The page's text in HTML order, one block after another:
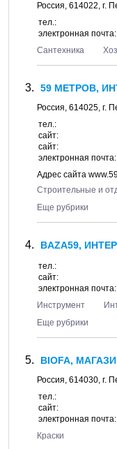
Россия, 614022, г.
тел.:
электронная почта:
Сантехника
59 МЕТРОВ,
Россия, 614025, г.
тел.:
сайт:
сайт:
электронная почта:
Адрес сайта
Строительные и
Еще рубрики
BAZA59,
тел.:
сайт:
электронная почта:
Инструмент
Еще рубрики
BIOFA,
Россия, 614030, г.
тел.:
сайт:
электронная почта:
Краски